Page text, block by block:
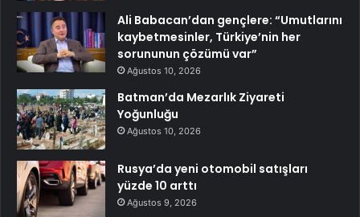
Ali Babacan’dan gençlere: “Umutlarını
kaybetmesinler, Türkiye’nin her
sorununun çözümü var”
Ağustos 10, 2026
Batman’da Mezarlık Ziyareti
Yoğunluğu
Ağustos 10, 2026
Rusya’da yeni otomobil satışları
yüzde 10 arttı
Ağustos 9, 2026